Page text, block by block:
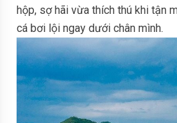
hộp, sợ hãi vừa thích thú khi tận
cá bơi lội ngay dưới chân mình.